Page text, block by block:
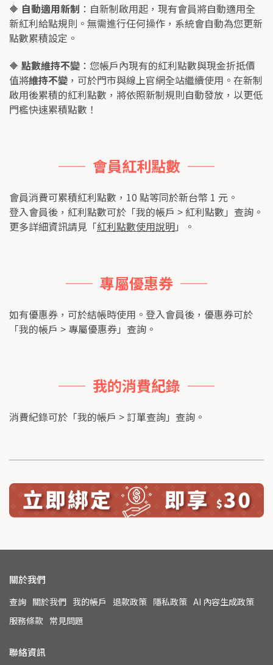
🔶 自動適用新制 ：自新制啟用起，現有會員將自動適用全
新紅利給點規則。無需進行任何操作，系統會自動為您更新
點數累積設定。
🔶 點數維持不變 ：您帳戶內現有的紅利點數與現金折抵價
值將維持不變 ，可於門市與線上官網全站繼續使用。在新制
啟用後累積的紅利點數，將依照新制規則自動發放，以更低
門檻快速累積點數！
——  會員紅利點數  ——
會員消費可累積紅利點數，10 點等同於新台幣 1 元。
登入會員後，紅利點數可於「我的帳戶 > 紅利點數」查詢。
更多詳細資訊請見「紅利點數使用說明」。
——  專屬優惠券  ——
如有優惠券，可於結帳時使用。登入會員後，優惠券可於
「我的帳戶 > 專屬優惠券」查詢。
——  我的消費紀錄  ——
消費紀錄可於「我的帳戶 > 訂單查詢」查詢。
關於我們
查詢 關於我們 我的帳戶 退款政策 隱私政策 AI 內容生成政策
服務條款 常見問題
聯絡資訊